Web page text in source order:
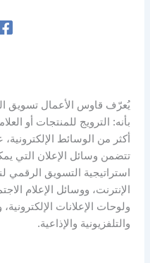
يُعرّف قاوس الأعمال تسويق
بأنه: الترويج للمنتجات أو
أكثر من الوسائط
تتضمن وسائل الإعلان التي
استراتيجية التسويق الرقمي
الإنترنت، ووسائل الإعلام
ولوحات الإعلانات
والتلفزيونية والإذاعية.